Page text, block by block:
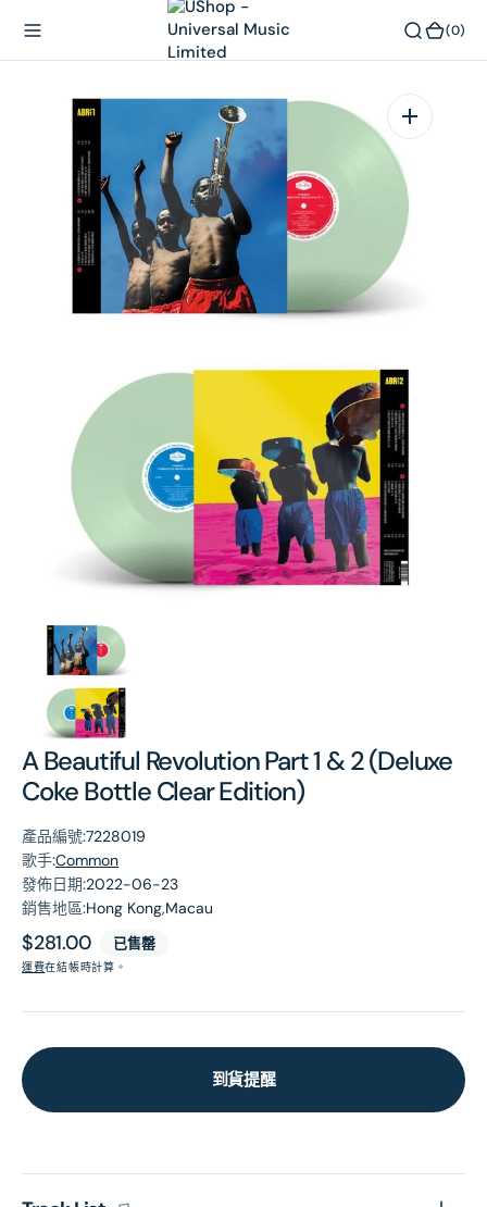
(0)
A Beautiful Revolution Part 1 & 2 (Deluxe
Coke Bottle Clear Edition)
產品編號:7228019
歌手:Common
發佈日期:2022-06-23
銷售地區:Hong Kong,Macau
原
價
$281.00 已售罄
運費在結帳時計算。
到貨提醒
相
開
啟
第
1
張
圖